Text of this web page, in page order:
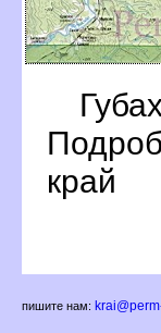
край
пишите нам: